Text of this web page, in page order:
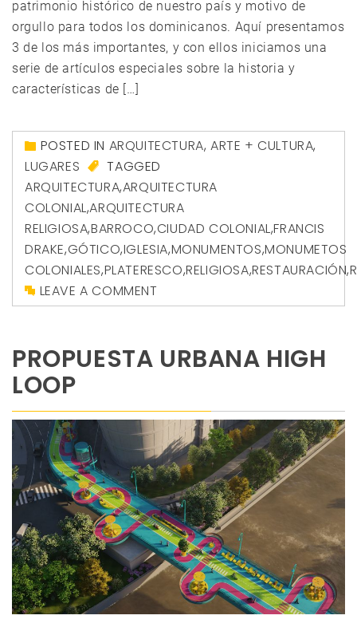
patrimonio histórico de nuestro país y motivo de
orgullo para todos los dominicanos. Aquí presentamos
3 de los más importantes, y con ellos iniciamos una
serie de artículos especiales sobre la historia y
características de […]
POSTED IN ARQUITECTURA,ARTE + CULTURA,
LUGARES
TAGGED
ARQUITECTURA,ARQUITECTURA
COLONIAL,ARQUITECTURA
RELIGIOSA,BARROCO,CIUDAD COLONIAL,FRANCIS
DRAKE,GÓTICO,IGLESIA,MONUMENTOS,MONUMETOS
COLONIALES,PLATERESCO,RELIGIOSA,RESTAURACIÓN,
LEAVE A COMMENT
PROPUESTA URBANA HIGH
LOOP